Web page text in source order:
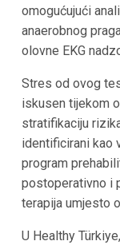
omogućujući
anaerobnog
olovne EKG
Stres od ovog
iskusen tijekom
stratifikaciju
identificirani kao
program
postoperativno i
terapija umjesto
U Healthy